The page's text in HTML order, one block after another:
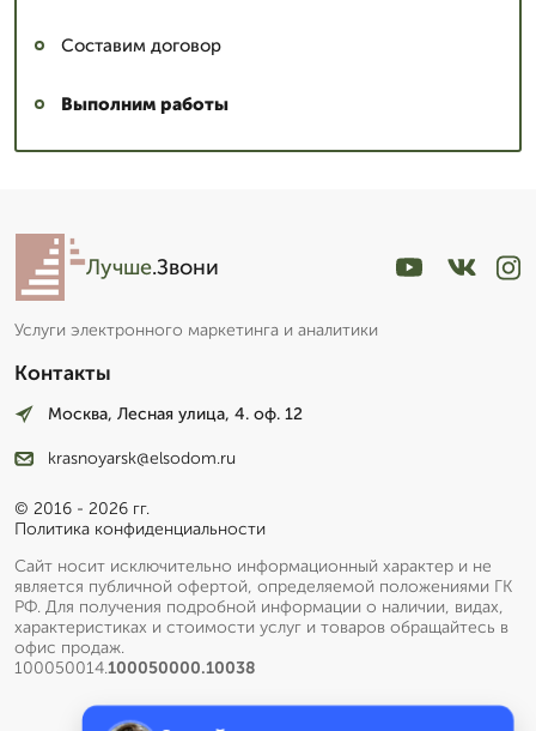
Составим договор
Выполним работы
Лучше.Звони
Услуги электронного маркетинга и аналитики
Контакты
Москва, Лесная улица, 4. оф. 12
krasnoyarsk@elsodom.ru
© 2016 - 2026 гг.
Политика конфиденциальности
Сайт носит исключительно информационный характер и не
является публичной офертой, определяемой положениями ГК
РФ. Для получения подробной информации о наличии, видах,
характеристиках и стоимости услуг и товаров обращайтесь в
офис продаж.
100050014.100050000.10038